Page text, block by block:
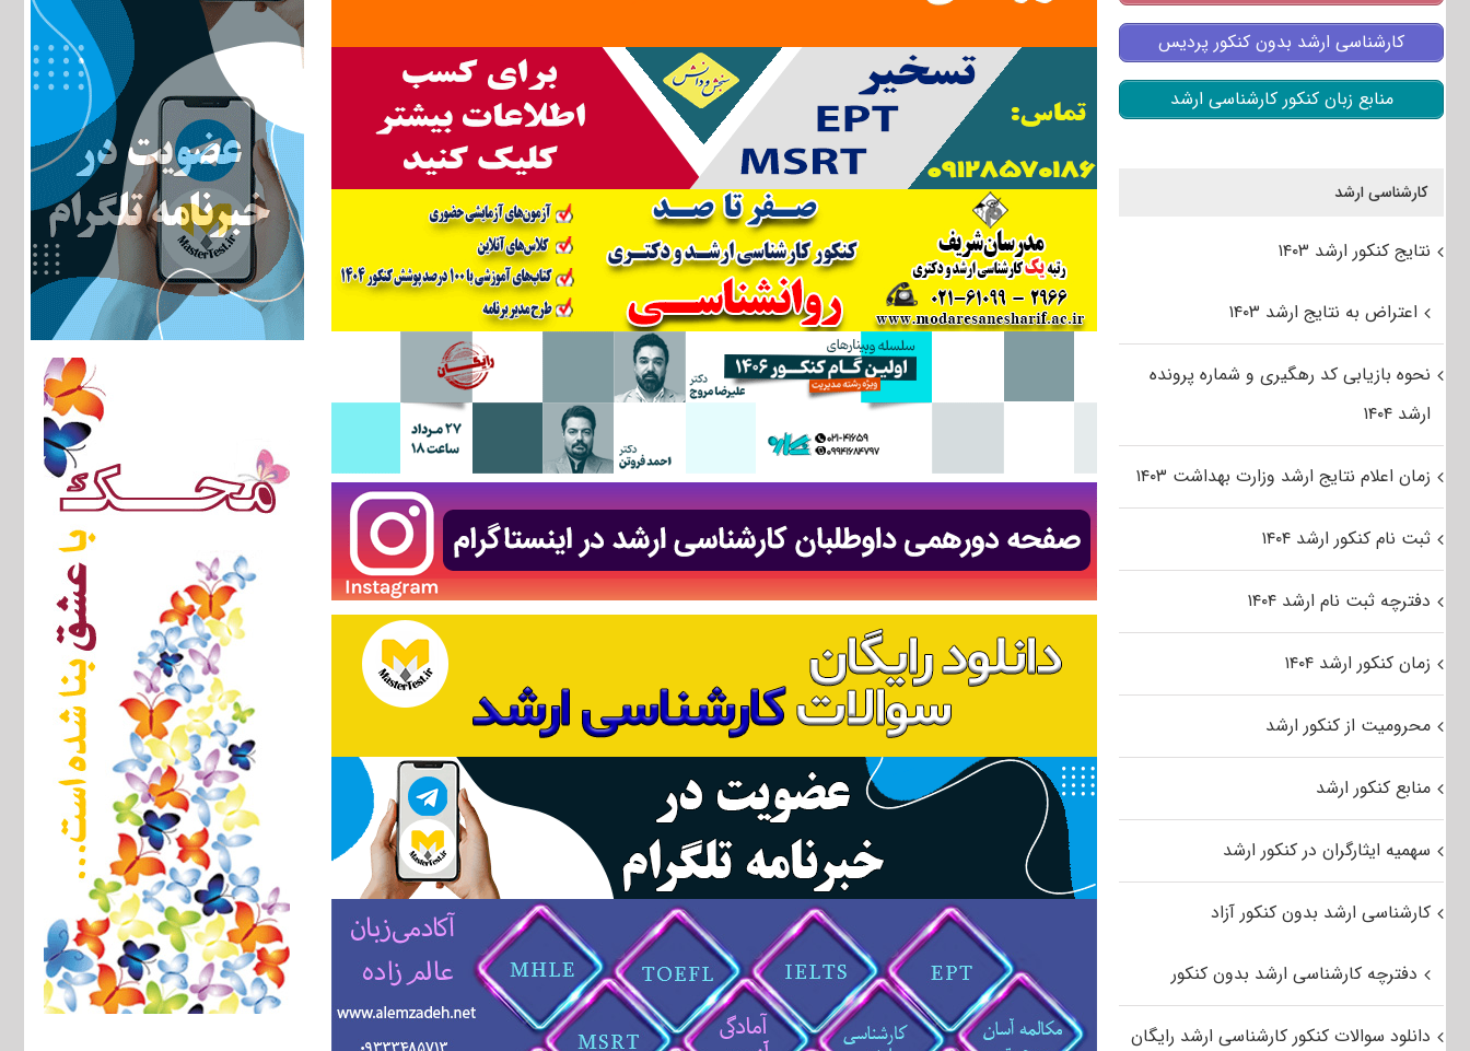
کارشناسی ارشد بدون کنکور پردیس
منابع زبان کنکور کارشناسی ارشد
کارشناسی ارشد
نتایج کنکور ارشد ۱۴۰۳
اعتراض به نتایج ارشد ۱۴۰۳
نحوه بازیابی کد رهگیری و شماره پرونده
ارشد ۱۴۰۴
زمان اعلام نتایج ارشد وزارت بهداشت ۱۴۰۳
ثبت نام کنکور ارشد ۱۴۰۴
دفترچه ثبت نام ارشد ۱۴۰۴
زمان کنکور ارشد ۱۴۰۴
محرومیت از کنکور ارشد
منابع کنکور ارشد
سهمیه ایثارگران در کنکور ارشد
کارشناسی ارشد بدون کنکور آزاد
دفترچه کارشناسی ارشد بدون کنکور
دانلود سوالات کنکور کارشناسی ارشد رایگان